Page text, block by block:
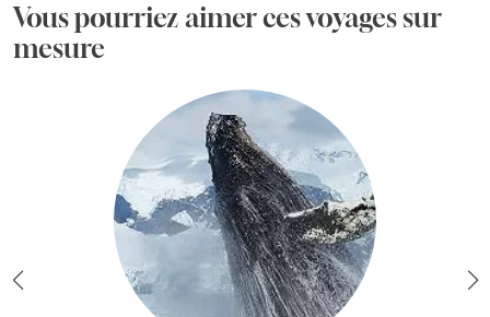
Vous pourriez aimer ces voyages sur
mesure